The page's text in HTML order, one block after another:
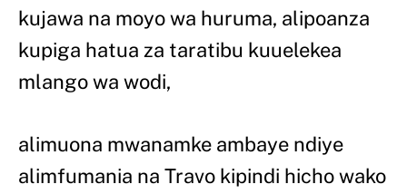
kujawa na moyo wa huruma, alipoanza
kupiga hatua za taratibu kuuelekea
mlango wa wodi,
alimuona mwanamke ambaye ndiye
alimfumania na Travo kipindi hicho wako